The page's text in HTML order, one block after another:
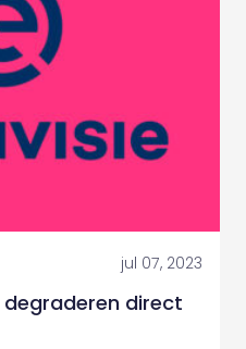
jul 07, 2023
degraderen direct